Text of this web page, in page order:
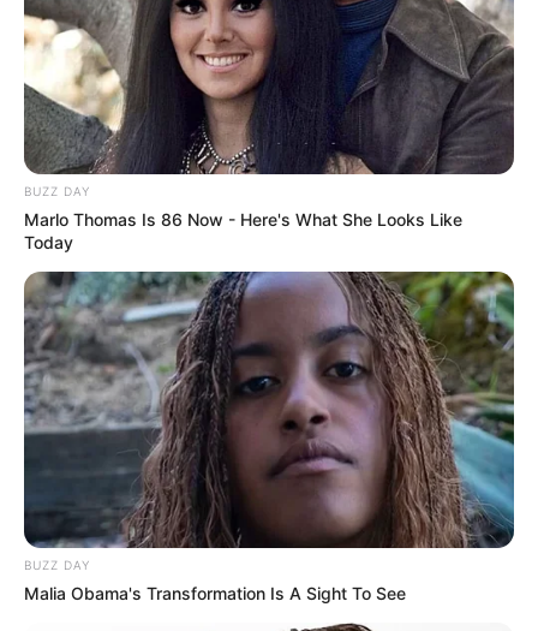
BUZZ DAY
Marlo Thomas Is 86 Now - Here's What She Looks Like
Today
BUZZ DAY
Malia Obama's Transformation Is A Sight To See